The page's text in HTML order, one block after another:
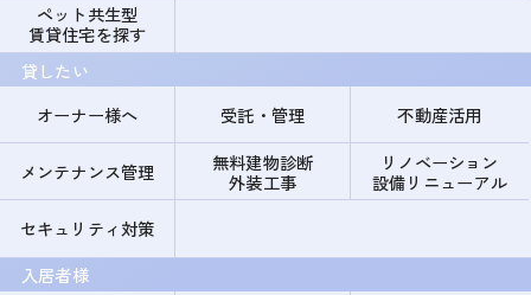
ペット共生型
賃貸住宅を探す
貸したい
オーナー様へ
受託・管理 不動産活用
メンテナンス管理
無料建物診断
外装工事
リノベーション
設備リニューアル
セキュリティ対策
入居者様